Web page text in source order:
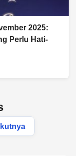
2025:
Perlu Hati-